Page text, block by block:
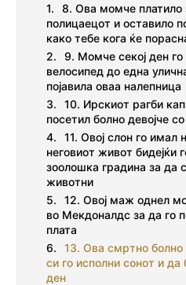
8. Ова момче платило
полицаецот и оставило
како тебе кога ќе
9. Момче секој ден
велосипед до една
појавила оваа налепница
10. Ирскиот рагби
посетил болно девојче
11. Овој слон го имал
неговиот живот бидејќи
зоолошка градина за да
животни
12. Овој маж однел
во Мекдоналдс за да го
плата
13. Ова смртно
си го исполни сонот и
ден